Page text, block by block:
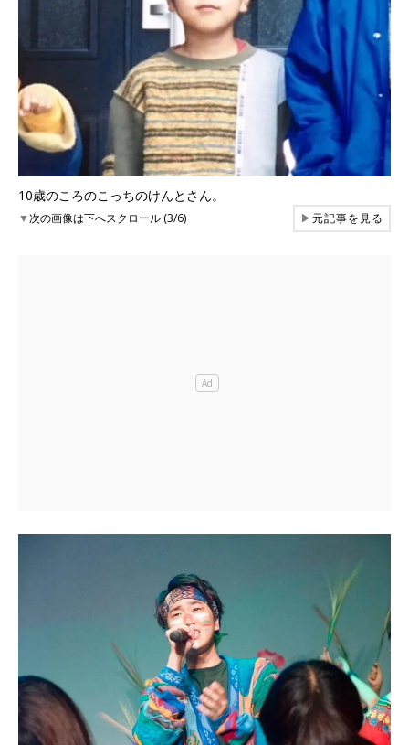
10歳のころのこっちのけんとさん。
▼次の画像は下へスクロール (3/6) ▶元記事を見る